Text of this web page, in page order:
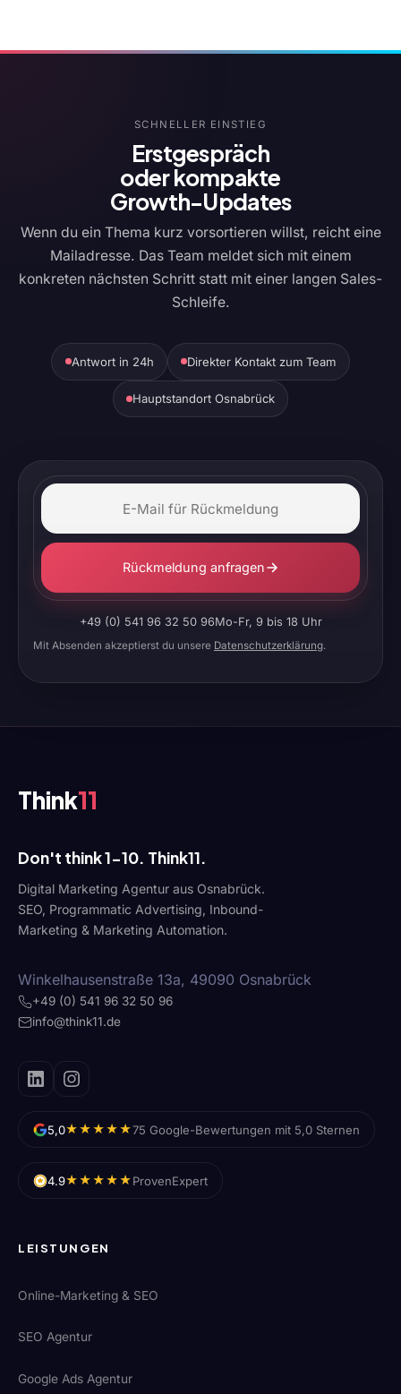
SCHNELLER EINSTIEG
Erstgespräch
oder kompakte
Growth-Updates
Wenn du ein Thema kurz vorsortieren willst, reicht eine
Mailadresse. Das Team meldet sich mit einem
konkreten nächsten Schritt statt mit einer langen Sales-
Schleife.
Antwort in 24h Direkter Kontakt zum Team
Hauptstandort Osnabrück
Rückmeldung anfragen
+49 (0) 541 96 32 50 96Mo-Fr, 9 bis 18 Uhr
Mit Absenden akzeptierst du unsere Datenschutzerklärung.
Think11
Don't think 1-10. Think11.
Digital Marketing Agentur aus Osnabrück.
SEO, Programmatic Advertising, Inbound-
Marketing & Marketing Automation.
Winkelhausenstraße 13a, 49090 Osnabrück
+49 (0) 541 96 32 50 96
info@think11.de
5,0★★★★★75 Google-Bewertungen mit 5,0 Sternen
4.9★★★★★ProvenExpert
LEISTUNGEN
Online-Marketing & SEO
SEO Agentur
Google Ads Agentur